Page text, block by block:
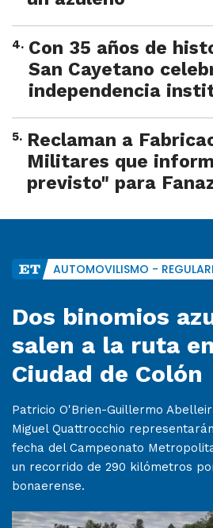
4. Con 35 años de
San Cayetano
independencia
5. Reclaman a
Militares que
previsto" para
AUTOMOVILISMO -
Dos binomios
salen a la ruta
Ciudad de Colón
Patricio O'Brien-Guillermo
Miguel Quattrocchio
fecha del Campeonato
un recorrido de 290 kilómetros
bonaerense.